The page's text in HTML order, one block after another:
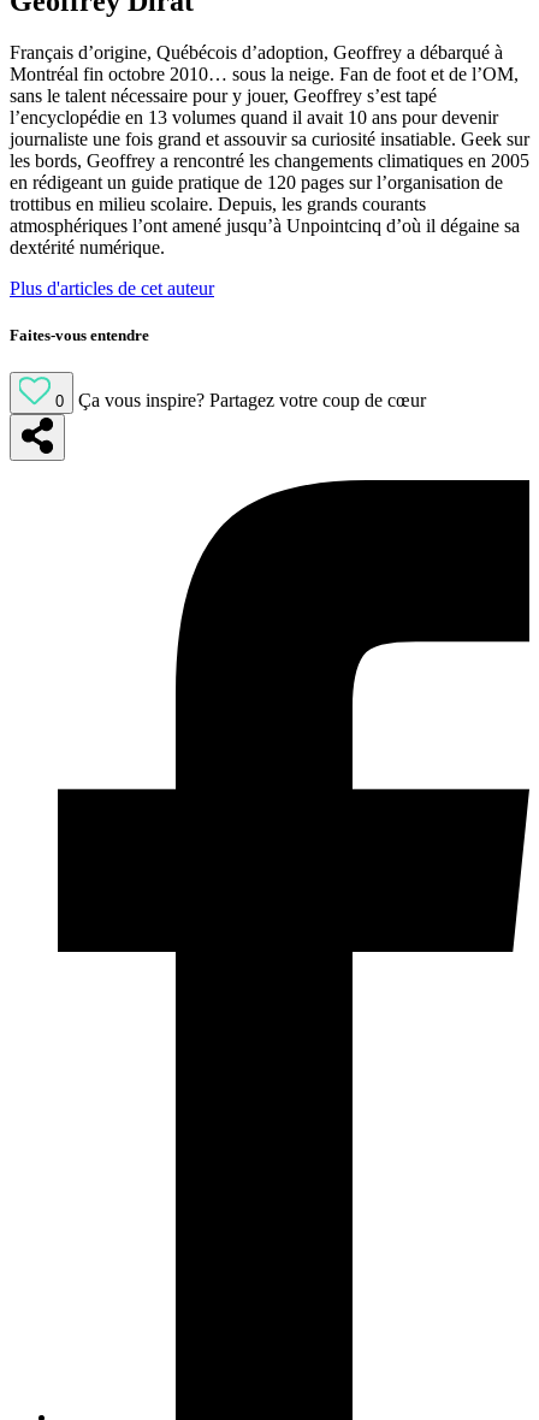
Français d’origine, Québécois d’adoption, Geoffrey a débarqué à
Montréal fin octobre 2010… sous la neige. Fan de foot et de l’OM,
sans le talent nécessaire pour y jouer, Geoffrey s’est tapé
l’encyclopédie en 13 volumes quand il avait 10 ans pour devenir
journaliste une fois grand et assouvir sa curiosité insatiable. Geek sur
les bords, Geoffrey a rencontré les changements climatiques en 2005
en rédigeant un guide pratique de 120 pages sur l’organisation de
trottibus en milieu scolaire. Depuis, les grands courants
atmosphériques l’ont amené jusqu’à Unpointcinq d’où il dégaine sa
dextérité numérique.
Plus d'articles de cet auteur
Faites-vous entendre
0 Ça vous inspire? Partagez votre coup de cœur